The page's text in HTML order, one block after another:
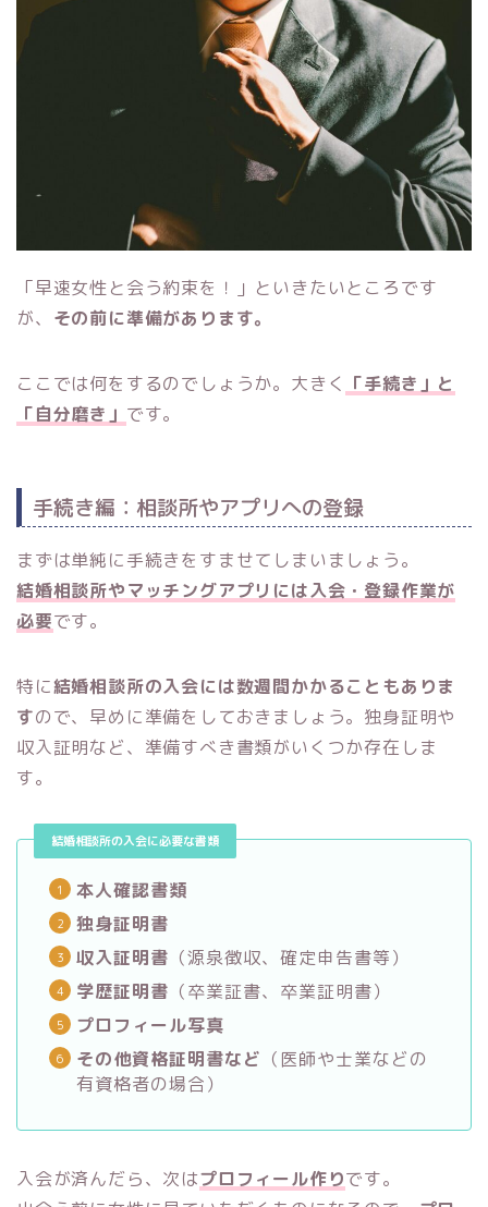
「早速女性と会う約束を！」といきたいところです
が、 その前に準備があります。
ここでは何をするのでしょうか。大きく 「手続き」と
「自分磨き」 です。
手続き編：相談所やアプリへの登録
まずは単純に手続きをすませてしまいましょう。
結婚相談所やマッチングアプリには入会・登録作業が
必要です。
特に結婚相談所の入会には数週間かかることもありま
すので、早めに準備をしておきましょう。独身証明や
収入証明など、準備すべき書類がいくつか存在しま
す。
結婚相談所の入会に必要な書類
本人確認書類
独身証明書
収入証明書 （源泉徴収、確定申告書等）
学歴証明書 （卒業証書、卒業証明書）
プロフィール写真
その他資格証明書など （医師や士業などの
有資格者の場合）
入会が済んだら、次はプロフィール作りです。